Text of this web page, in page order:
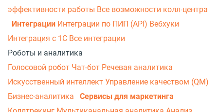
эффективности работы Все возможности колл-центра
Интеграции Интеграции по ПИП (API) Вебхуки
Интеграция с 1С Все интеграции
Роботы и аналитика
Голосовой робот Чат-бот Речевая аналитика
Искусственный интеллект Управление качеством (QM)
Бизнес-аналитика
Сервисы для маркетинга